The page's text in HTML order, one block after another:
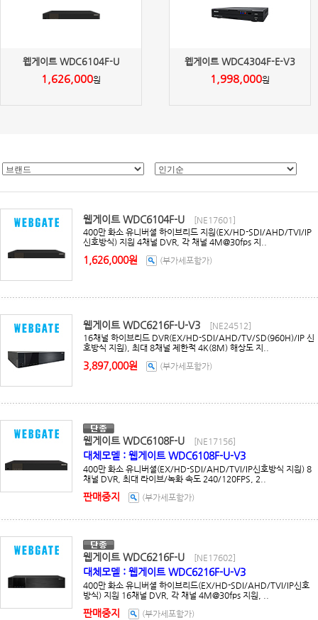
웹게이트 WDC6104F-U
1,626,000원
웹게이트 WDC4304F-E-V3
1,998,000원
웹게이트 WDC6104F-U
[NE17601]
400만 화소 유니버셜 하이브리드 지원(EX/HD-SDI/AHD/TVI/IP
신호방식) 지원 4채널 DVR, 각 채널 4M@30fps 지..
1,626,000원 (부가세포함가)
웹게이트 WDC6216F-U-V3
[NE24512]
16채널 하이브리드 DVR(EX/HD-SDI/AHD/TV/SD(960H)/IP 신
호방식 지원), 최대 8채널 제한적 4K(8M) 해상도 지..
3,897,000원 (부가세포함가)
웹게이트 WDC6108F-U [NE17156]
대체모델 : 웹게이트 WDC6108F-U-V3
400만 화소 유니버셜(EX/HD-SDI/AHD/TVI/IP신호방식 지원) 8
채널 DVR, 최대 라이브/녹화 속도 240/120FPS, 2..
판매중지 (부가세포함가)
웹게이트 WDC6216F-U [NE17602]
대체모델 : 웹게이트 WDC6216F-U-V3
400만 화소 유니버셜 하이브리드(EX/HD-SDI/AHD/TVI/IP신호
방식) 지원 16채널 DVR, 각 채널 4M@30fps 지원, ..
판매중지 (부가세포함가)